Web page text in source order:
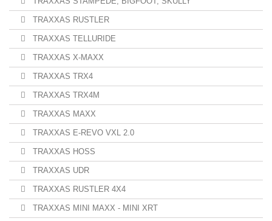
TRAXXAS RUSTLER
TRAXXAS TELLURIDE
TRAXXAS X-MAXX
TRAXXAS TRX4
TRAXXAS TRX4M
TRAXXAS MAXX
TRAXXAS E-REVO VXL 2.0
TRAXXAS HOSS
TRAXXAS UDR
TRAXXAS RUSTLER 4X4
TRAXXAS MINI MAXX - MINI XRT